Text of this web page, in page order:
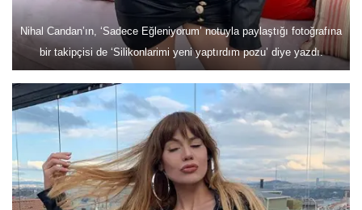
Nihal Candan’ın, ‘Sadece Eğleniyorum’ notuyla paylaştığı fotoğrafına
bir takipçisi de ‘Silikonlarimi yeni yaptırdım pozu’ diye yazdı.